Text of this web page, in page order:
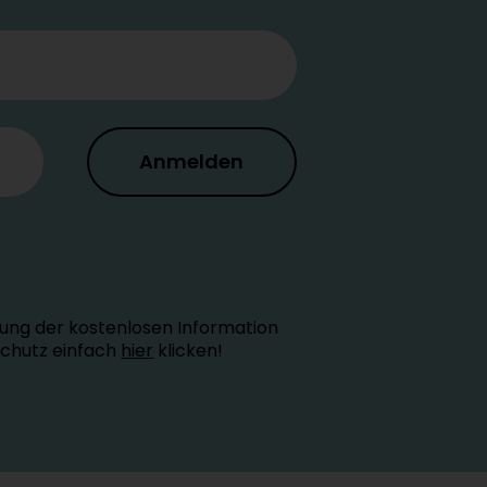
Anmelden
der kostenlosen Information
einfach hier klicken!